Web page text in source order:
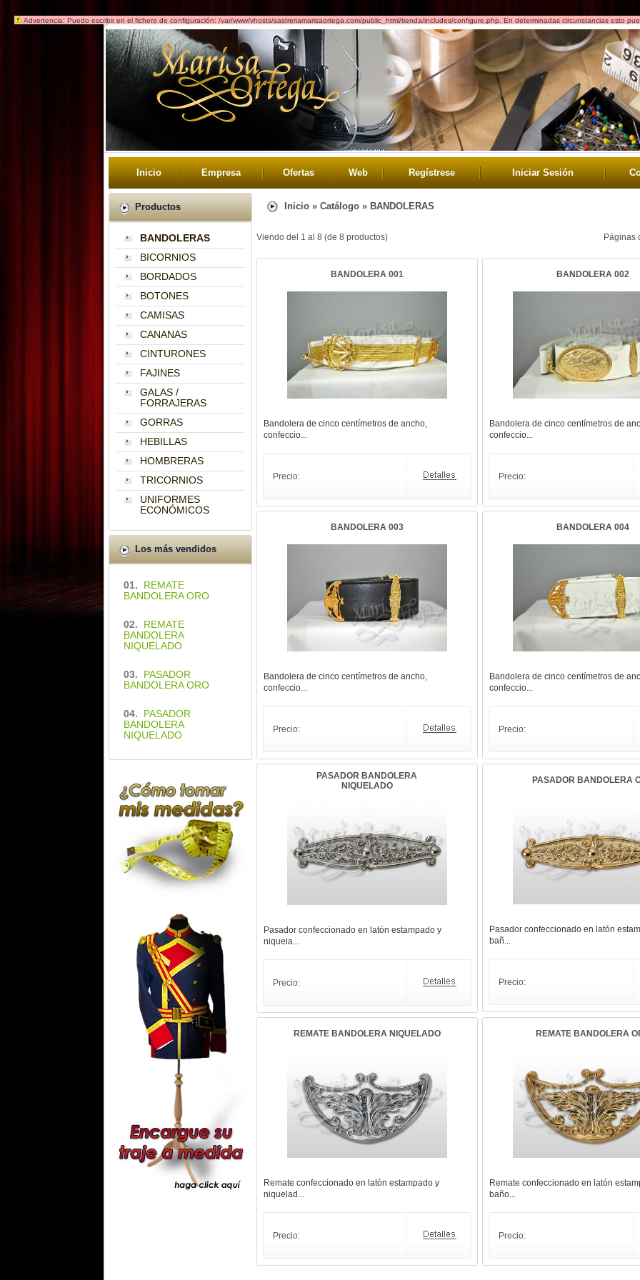
Advertencia: Puedo escribir en el fichero de configuración: /var/www/vhosts/sastreriamarisaortega.com/public_html/tienda/includes/configure.php. En determinadas circunstancias esto
Inicio Empresa Ofertas Web Regístrese Iniciar Sesión
Productos
BANDOLERAS
BICORNIOS
BORDADOS
BOTONES
CAMISAS
CANANAS
CINTURONES
FAJINES
GALAS /
FORRAJERAS
GORRAS
HEBILLAS
HOMBRERAS
TRICORNIOS
UNIFORMES
ECONÓMICOS
Los más vendidos
01. REMATE
BANDOLERA ORO
02. REMATE
BANDOLERA
NIQUELADO
03. PASADOR
BANDOLERA ORO
04. PASADOR
BANDOLERA
NIQUELADO
Inicio» Catálogo» BANDOLERAS
Viendo del 1 al 8 (de 8 productos) Páginas
BANDOLERA 001
Bandolera de cinco centímetros de ancho,
confeccio...
Precio:
BANDOLERA 002
Bandolera de cinco centímetros de
confeccio...
Precio:
BANDOLERA 003
Bandolera de cinco centímetros de ancho,
confeccio...
Precio:
BANDOLERA 004
Bandolera de cinco centímetros de
confeccio...
Precio:
PASADOR BANDOLERA
NIQUELADO
Pasador confeccionado en latón estampado y
niquela...
Precio:
PASADOR BANDOLERA
Pasador confeccionado en latón
bañ...
Precio:
REMATE BANDOLERA NIQUELADO
Remate confeccionado en latón estampado y
niquelad...
Precio:
REMATE BANDOLERA
Remate confeccionado en latón
baño...
Precio: